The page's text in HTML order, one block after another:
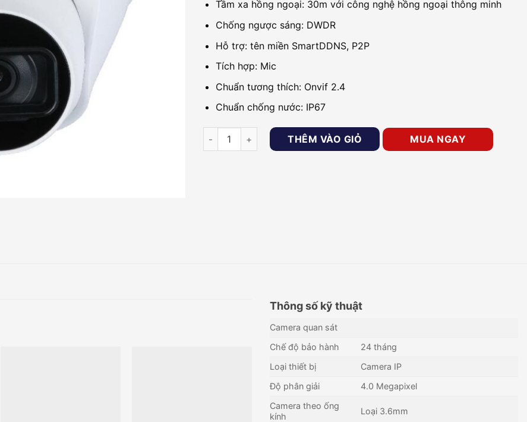
Tầm xa hồng ngoại: 30m với công nghệ hồng ngoại thông minh
Chống ngược sáng: DWDR
Hỗ trợ: tên miền SmartDDNS, P2P
Tích hợp: Mic
Chuẩn tương thích: Onvif 2.4
Chuẩn chống nước: IP67
Camera IP 4MP Dome Dahua DH-IPC-HDW1430T1-A-S5 số lượng
THÊM VÀO GIỎ MUA NGAY
Thông số kỹ thuật
Camera quan sát
Chế độ bảo hành
24 tháng
Loại thiết bị
Camera IP
Độ phân giải
4.0 Megapixel
Camera theo ống
kính
Loại 3.6mm